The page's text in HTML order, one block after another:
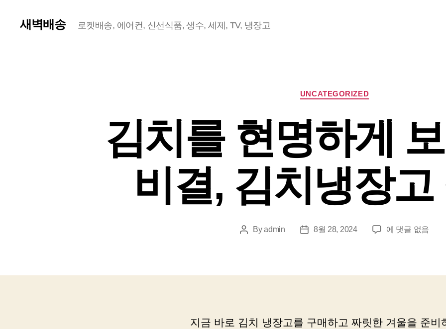
새벽배송 로켓배송, 에어컨, 신선식품, 생수, 세제, TV, 냉장고
Categories
UNCATEGORIZED
김치를 현명하게
비결, 김치냉장고
PostByadmin
Post8월 28, 2024
김
명
관
에 댓글 없음
지금 바로 김치 냉장고를 구매하고 짜릿한 겨울을 준비